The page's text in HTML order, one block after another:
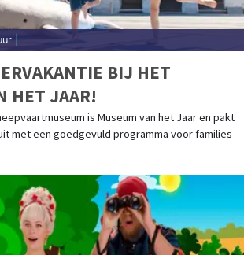
BIJ HET
HET JAAR!
is Museum van het Jaar en pakt
met een goedgevuld programma voor families